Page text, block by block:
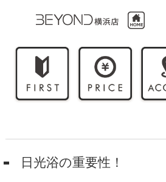
日光浴の重要性！